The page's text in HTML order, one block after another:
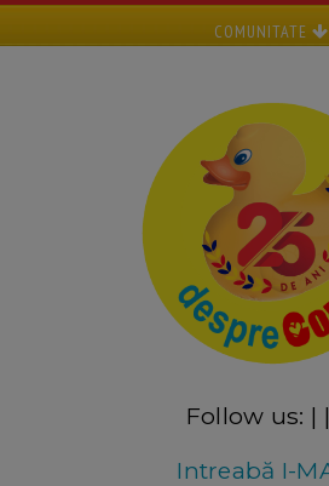
COMUNITATE
Follow us: | |
Intreabă I-